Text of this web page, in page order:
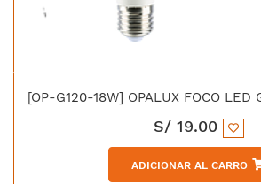
S/ 19.00
ADICIONAR AL CARRO